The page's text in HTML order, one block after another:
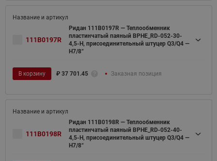
111B0197R
Ридан 111B0197R — Теплообменник
пластинчатый паяный BPHE_RD-052-30-
4,5-H, присоединительный штуцер Q3/Q4 —
H7/8“
В корзину ₽ 37 701.45 Заказная позиция
111B0198R
Ридан 111B0198R — Теплообменник
пластинчатый паяный BPHE_RD-052-40-
4,5-H, присоединительный штуцер Q3/Q4 —
H7/8“